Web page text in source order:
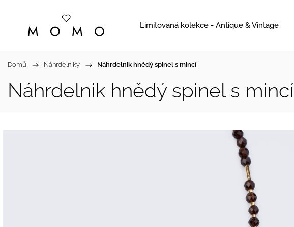
Limitovaná kolekce - Antique & Vintage
Domů / Náhrdelníky / Náhrdelnik hnědý spinel s mincí
Náhrdelnik hnědý spinel s mincí